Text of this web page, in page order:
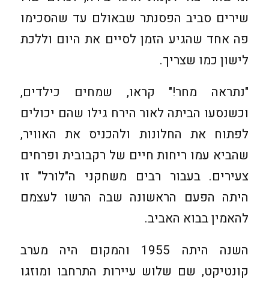
שירים סביב הפסנתר שבאולם עד שהסכימו
פה אחד שהגיע הזמן לסיים את היום וללכת
לישון כמו שצריך.
"נתראה מחר!" קראו, שמחים כילדים,
וכשנסעו הביתה לאור הירח גילו שהם יכולים
לפתוח את החלונות ולהכניס את האוויר,
שהביא עמו ריחות חיים של רקבובית ופרחים
צעירים. בעבור רבים משחקני ה"לורל" זו
היתה הפעם הראשונה שבה הרשו לעצמם
להאמין בבוא האביב.
השנה היתה 1955 והמקום היה מערב
קונטיקט, שם שלוש עיירות התרחבו ומוזגו